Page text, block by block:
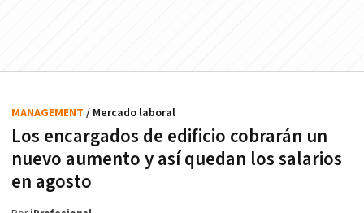
Los encargados de edificio cobrarán un
nuevo aumento y así quedan los salarios
en agosto
MANAGEMENT / Mercado laboral